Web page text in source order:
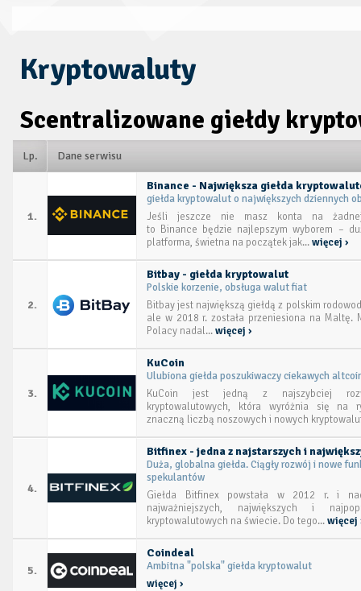
Kryptowaluty
Scentralizowane giełdy
Lp. Dane serwisu
1.
Binance - Największa giełda
giełda kryptowalut o największych dziennych
Jeśli jeszcze nie masz konta na żadnej
to Binance będzie najlepszym wyborem –
platforma, świetna na początek jak...więcej ›
2.
Bitbay - giełda kryptowalut
Polskie korzenie, obsługa walut fiat
Bitbay jest największą giełdą z polskim
ale w 2018 r. została przeniesiona na Maltę.
Polacy nadal...więcej ›
3.
KuCoin
Ulubiona giełda poszukiwaczy ciekawych
KuCoin jest jedną z najszybciej
kryptowalutowych, która wyróżnia się na
znaczną liczbą noszowych i nowych
4.
Bitfinex - jedna z najstarszych i
Duża, globalna giełda. Ciągły rozwój i nowe
spekulantów
Giełda Bitfinex powstała w 2012 r. i
najważniejszych, największych i
kryptowalutowych na świecie. Do tego...więcej
5.
Coindeal
Ambitna "polska" giełda kryptowalut
więcej ›